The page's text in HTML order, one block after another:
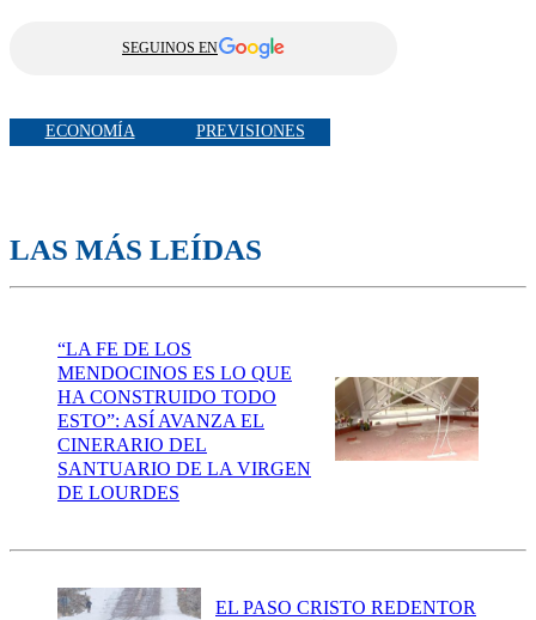
SEGUINOS EN
ECONOMÍA PREVISIONES
LAS MÁS LEÍDAS
“LA FE DE LOS
MENDOCINOS ES LO QUE
HA CONSTRUIDO TODO
ESTO”: ASÍ AVANZA EL
CINERARIO DEL
SANTUARIO DE LA VIRGEN
DE LOURDES
EL PASO CRISTO REDENTOR